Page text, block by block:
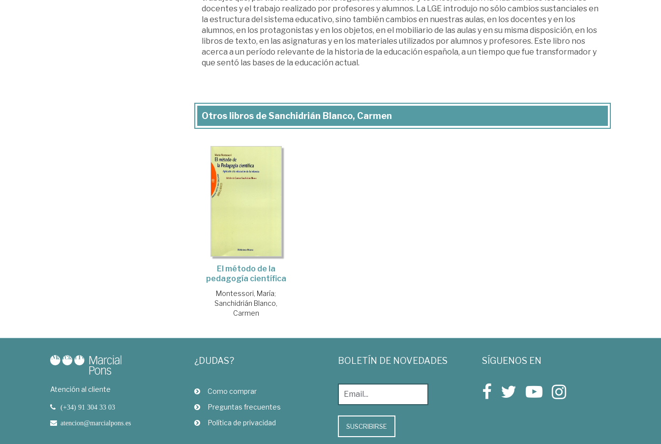
docentes y el trabajo realizado por profesores y alumnos. La LGE introdujo no sólo cambios sustanciales en
la estructura del sistema educativo, sino también cambios en nuestras aulas, en los docentes y en los
alumnos, en los protagonistas y en los objetos, en el mobiliario de las aulas y en su misma disposición, en los
libros de texto, en las asignaturas y en los materiales utilizados por alumnos y profesores. Este libro nos
acerca a un período relevante de la historia de la educación española, a un tiempo que fue transformador y
que sentó las bases de la educación actual.
Otros libros de Sanchidrián Blanco, Carmen
El método de la
pedagogía científica
Montessori, María;
Sanchidrián Blanco,
Carmen
Atención al cliente
(+34) 91 304 33 03
atencion@marcialpons.es
¿DUDAS?
Como comprar
Preguntas frecuentes
Política de privacidad
BOLETÍN DE NOVEDADES
SUSCRIBIRSE
SÍGUENOS EN